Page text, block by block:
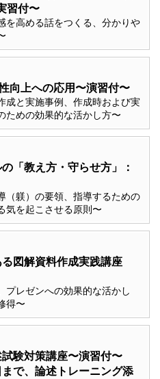
習付〜
を高める話をつくる、分かりや
向上への応用〜演習付〜
成と実施事例、作成時および実
ための効果的な活かし方〜
「教え方・守らせ方」：
（躾）の要領、指導するための
気を起こさせる原則〜
図解資料作成実践講座
プレゼンへの効果的な活かし
得〜
験対策講座〜演習付〜
まで、論述トレーニング添